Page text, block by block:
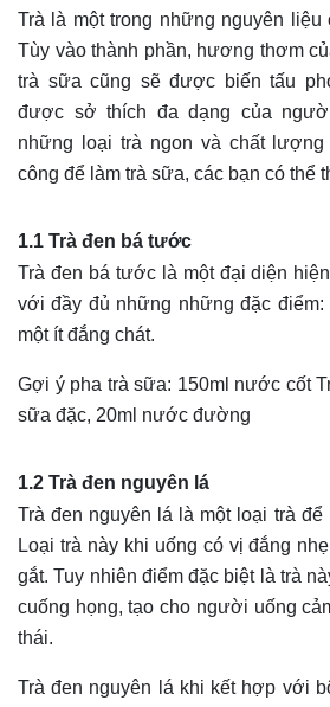
Trà là một trong những nguyên liệu
Tùy vào thành phần, hương thơm
trà sữa cũng sẽ được biến tấu
được sở thích đa dạng của
những loại trà ngon và chất
công để làm trà sữa, các bạn có thể
1.1 Trà đen bá tước
Trà đen bá tước là một đại diện
với đầy đủ những những đặc điểm:
một ít đắng chát.
Gợi ý pha trà sữa: 150ml nước cốt
sữa đặc, 20ml nước đường
1.2 Trà đen nguyên lá
Trà đen nguyên lá là một loại trà
Loại trà này khi uống có vị đắng
gắt. Tuy nhiên điểm đặc biệt là trà
cuống họng, tạo cho người uống
thái.
Trà đen nguyên lá khi kết hợp với